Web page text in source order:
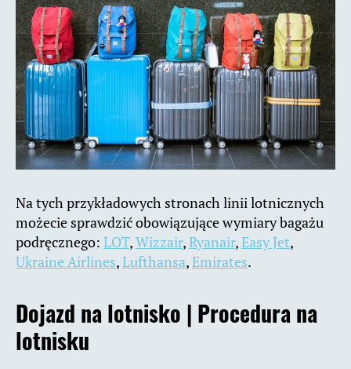
Na tych przykładowych stronach linii lotnicznych
możecie sprawdzić obowiązujące wymiary bagażu
podręcznego: LOT,Wizzair,Ryanair,Easy Jet,
Ukraine Airlines,Lufthansa,Emirates.
Dojazd na lotnisko | Procedura na
lotnisku